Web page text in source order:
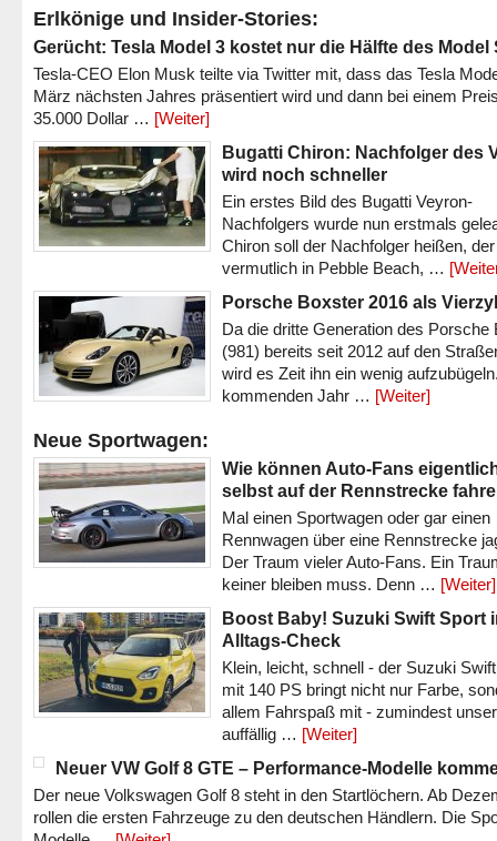
Erlkönige und Insider-Stories:
Gerücht: Tesla Model 3 kostet nur die Hälfte des Model
Tesla-CEO Elon Musk teilte via Twitter mit, dass das Tesla
März nächsten Jahres präsentiert wird und dann bei einem
35.000 Dollar … [Weiter]
Bugatti Chiron: Nachfolger des
wird noch schneller
Ein erstes Bild des Bugatti Veyron-
Nachfolgers wurde nun erstmals
Chiron soll der Nachfolger heißen, der
vermutlich in Pebble Beach, …
Porsche Boxster 2016 als
Da die dritte Generation des Porsche
(981) bereits seit 2012 auf den
wird es Zeit ihn ein wenig
kommenden Jahr … [Weiter]
Neue Sportwagen:
Wie können Auto-Fans
selbst auf der Rennstrecke
Mal einen Sportwagen oder gar einen
Rennwagen über eine Rennstrecke
Der Traum vieler Auto-Fans. Ein
keiner bleiben muss. Denn … [Weiter]
Boost Baby! Suzuki Swift Sport
Alltags-Check
Klein, leicht, schnell - der Suzuki
mit 140 PS bringt nicht nur Farbe,
allem Fahrspaß mit - zumindest unser
auffällig … [Weiter]
Neuer VW Golf 8 GTE – Performance-Modelle
Der neue Volkswagen Golf 8 steht in den Startlöchern. Ab
rollen die ersten Fahrzeuge zu den deutschen Händlern. Die